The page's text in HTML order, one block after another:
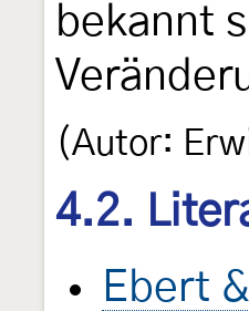
bekannt
(Autor:
4.2.
Ebert